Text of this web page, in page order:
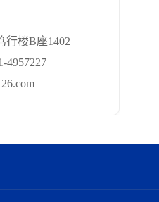
行楼B座1402
4957227